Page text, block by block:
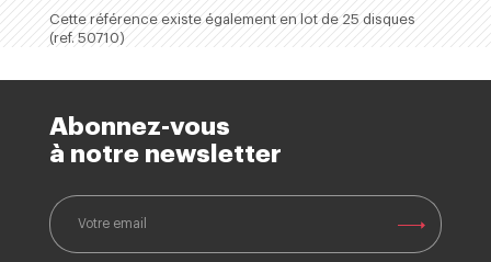
Cette référence existe également en lot de 25 disques
(ref. 50710)
Abonnez-vous
à notre newsletter